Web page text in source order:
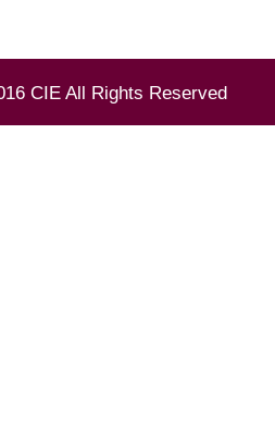
CIE All Rights Reserved